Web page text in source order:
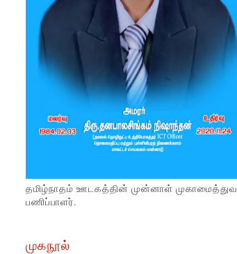
தமிழ்நாதம் ஊடகத்தின் முன்னாள் முகாமைத்துவ
பணிப்பாளர்.
முகநூல்